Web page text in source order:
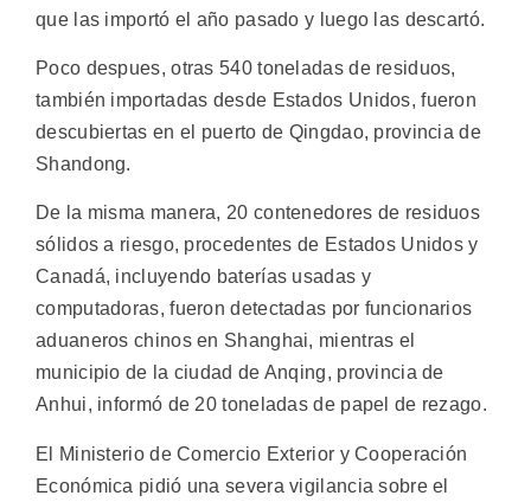
que las importó el año pasado y luego las descartó.
Poco despues, otras 540 toneladas de residuos,
también importadas desde Estados Unidos, fueron
descubiertas en el puerto de Qingdao, provincia de
Shandong.
De la misma manera, 20 contenedores de residuos
sólidos a riesgo, procedentes de Estados Unidos y
Canadá, incluyendo baterías usadas y
computadoras, fueron detectadas por funcionarios
aduaneros chinos en Shanghai, mientras el
municipio de la ciudad de Anqing, provincia de
Anhui, informó de 20 toneladas de papel de rezago.
El Ministerio de Comercio Exterior y Cooperación
Económica pidió una severa vigilancia sobre el